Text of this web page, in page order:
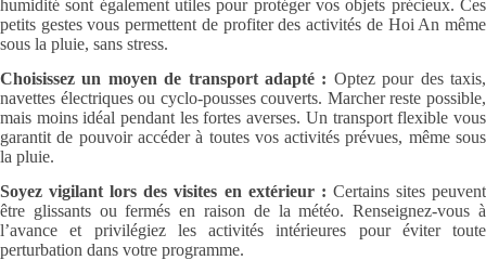
humidité sont également utiles pour protéger vos objets précieux. Ces
petits gestes vous permettent de profiter des activités de Hoi An même
sous la pluie, sans stress.
Choisissez un moyen de transport adapté : Optez pour des taxis,
navettes électriques ou cyclo-pousses couverts. Marcher reste possible,
mais moins idéal pendant les fortes averses. Un transport flexible vous
garantit de pouvoir accéder à toutes vos activités prévues, même sous
la pluie.
Soyez vigilant lors des visites en extérieur : Certains sites peuvent
être glissants ou fermés en raison de la météo. Renseignez-vous à
l’avance et privilégiez les activités intérieures pour éviter toute
perturbation dans votre programme.